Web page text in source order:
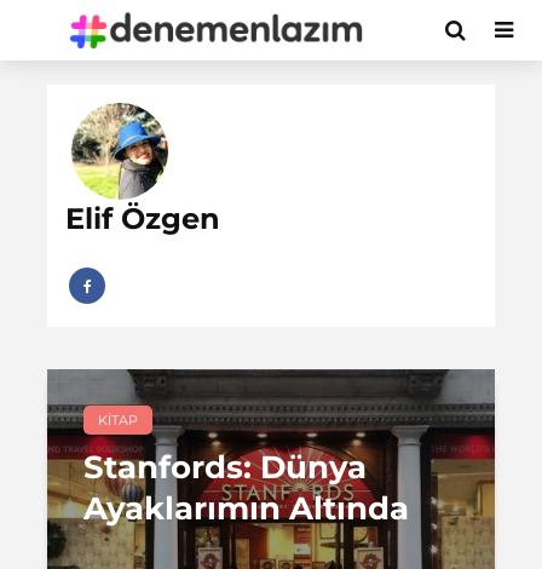
Elif Özgen
KITAP
Stanfords: Dünya
Ayaklarımın Altında